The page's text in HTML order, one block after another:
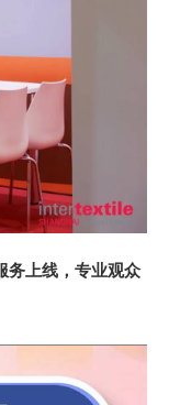
务上线，专业观众